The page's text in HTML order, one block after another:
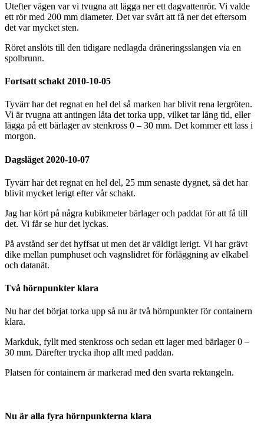
Utefter vägen var vi tvugna att lägga ner ett dagvattenrör. Vi valde
ett rör med 200 mm diameter. Det var svårt att få ner det eftersom
det var mycket sten.
Röret anslöts till den tidigare nedlagda dräneringsslangen via en
spolbrunn.
Fortsatt schakt 2010-10-05
Tyvärr har det regnat en hel del så marken har blivit rena lergröten.
Vi är tvugna att antingen låta det torka upp, vilket tar lång tid, eller
lägga på ett bärlager av stenkross 0 – 30 mm. Det kommer ett lass i
morgon.
Dagsläget 2020-10-07
Tyvärr har det regnat en hel del, 25 mm senaste dygnet, så det har
blivit mycket lerigt efter vår schakt.
Jag har kört på några kubikmeter bärlager och paddat för att få till
det. Vi får se hur det lyckas.
På avstånd ser det hyffsat ut men det är väldigt lerigt. Vi har grävt
dike mellan pumphuset och vagnslidret för förläggning av elkabel
och datanät.
Två hörnpunkter klara
Nu har det börjat torka upp så nu är två hörnpunkter för containern
klara.
Markduk, fyllt med stenkross och sedan ett lager med bärlager 0 –
30 mm. Därefter trycka ihop allt med paddan.
Platsen för containern är markerad med den svarta rektangeln.
Nu är alla fyra hörnpunkterna klara